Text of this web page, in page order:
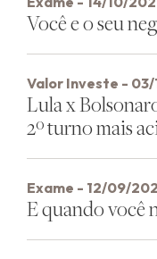
Você e o seu
Valor Investe -
Lula x
2º turno mais
Exame - 12/09/
E quando você